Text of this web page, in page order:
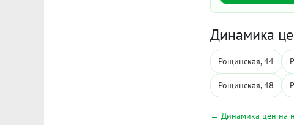
Динамика
Рощинская, 44
Рощинская, 48
← Динамика цен на